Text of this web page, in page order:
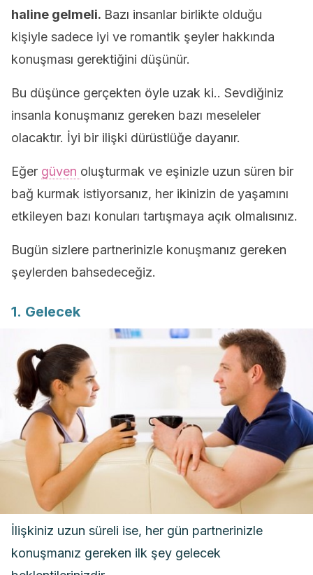
haline gelmeli. Bazı insanlar birlikte olduğu
kişiyle sadece iyi ve romantik şeyler hakkında
konuşması gerektiğini düşünür.
Bu düşünce gerçekten öyle uzak ki.. Sevdiğiniz
insanla konuşmanız gereken bazı meseleler
olacaktır. İyi bir ilişki dürüstlüğe dayanır.
Eğer güven oluşturmak ve eşinizle uzun süren bir
bağ kurmak istiyorsanız, her ikinizin de yaşamını
etkileyen bazı konuları tartışmaya açık olmalısınız.
Bugün sizlere partnerinizle konuşmanız gereken
şeylerden bahsedeceğiz.
1. Gelecek
İlişkiniz uzun süreli ise, her gün partnerinizle
konuşmanız gereken ilk şey gelecek